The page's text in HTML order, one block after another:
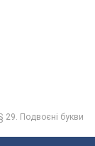
29. Подвоєні букви